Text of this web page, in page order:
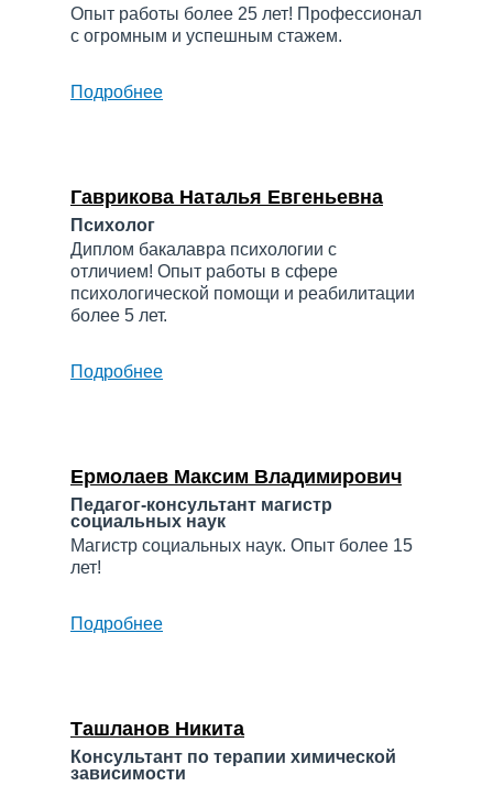
Опыт работы более 25 лет! Профессионал
с огромным и успешным стажем.
Подробнее
Гаврикова Наталья Евгеньевна
Психолог
Диплом бакалавра психологии с
отличием! Опыт работы в сфере
психологической помощи и реабилитации
более 5 лет.
Подробнее
Ермолаев Максим Владимирович
Педагог-консультант магистр
социальных наук
Магистр социальных наук. Опыт более 15
лет!
Подробнее
Ташланов Никита
Консультант по терапии химической
зависимости